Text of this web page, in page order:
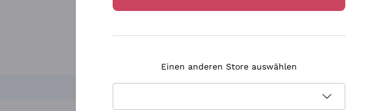
Einen anderen Store auswählen